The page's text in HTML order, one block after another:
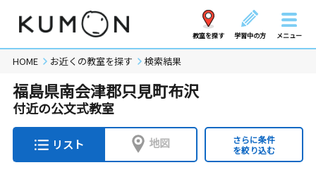
教室を探す 学習中の方 メニュー
HOME お近くの教室を探す 検索結果
福島県南会津郡只見町布沢
付近の公文式教室
リスト 地図
さらに条件
を絞り込む